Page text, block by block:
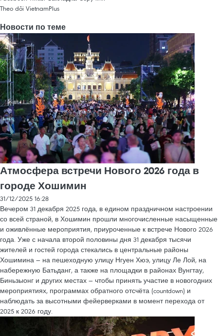
Theo dõi VietnamPlus
Новости по теме
Атмосфера встречи Нового 2026 года в
городе Хошимин
31/12/2025 16:28
Вечером 31 декабря 2025 года, в едином праздничном настроении
со всей страной, в Хошимин прошли многочисленные насыщенные
и оживлённые мероприятия, приуроченные к встрече Нового 2026
года. Уже с начала второй половины дня 31 декабря тысячи
жителей и гостей города стекались в центральные районы
Хошимина — на пешеходную улицу Нгуен Хюэ, улицу Ле Лой, на
набережную Батьданг, а также на площадки в районах Вунгтау,
Биньзыонг и других местах — чтобы принять участие в новогодних
мероприятиях, программах обратного отсчёта (countdown) и
наблюдать за высотными фейерверками в момент перехода от
2025 к 2026 году.